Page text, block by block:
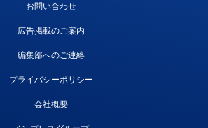
お問い合わせ
広告掲載のご案内
編集部へのご連絡
プライバシーポリシー
会社概要